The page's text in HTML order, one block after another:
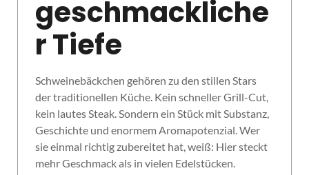
geschmackliche
r Tiefe
Schweinebäckchen gehören zu den stillen Stars
der traditionellen Küche. Kein schneller Grill-Cut,
kein lautes Steak. Sondern ein Stück mit Substanz,
Geschichte und enormem Aromapotenzial. Wer
sie einmal richtig zubereitet hat, weiß: Hier steckt
mehr Geschmack als in vielen Edelstücken.